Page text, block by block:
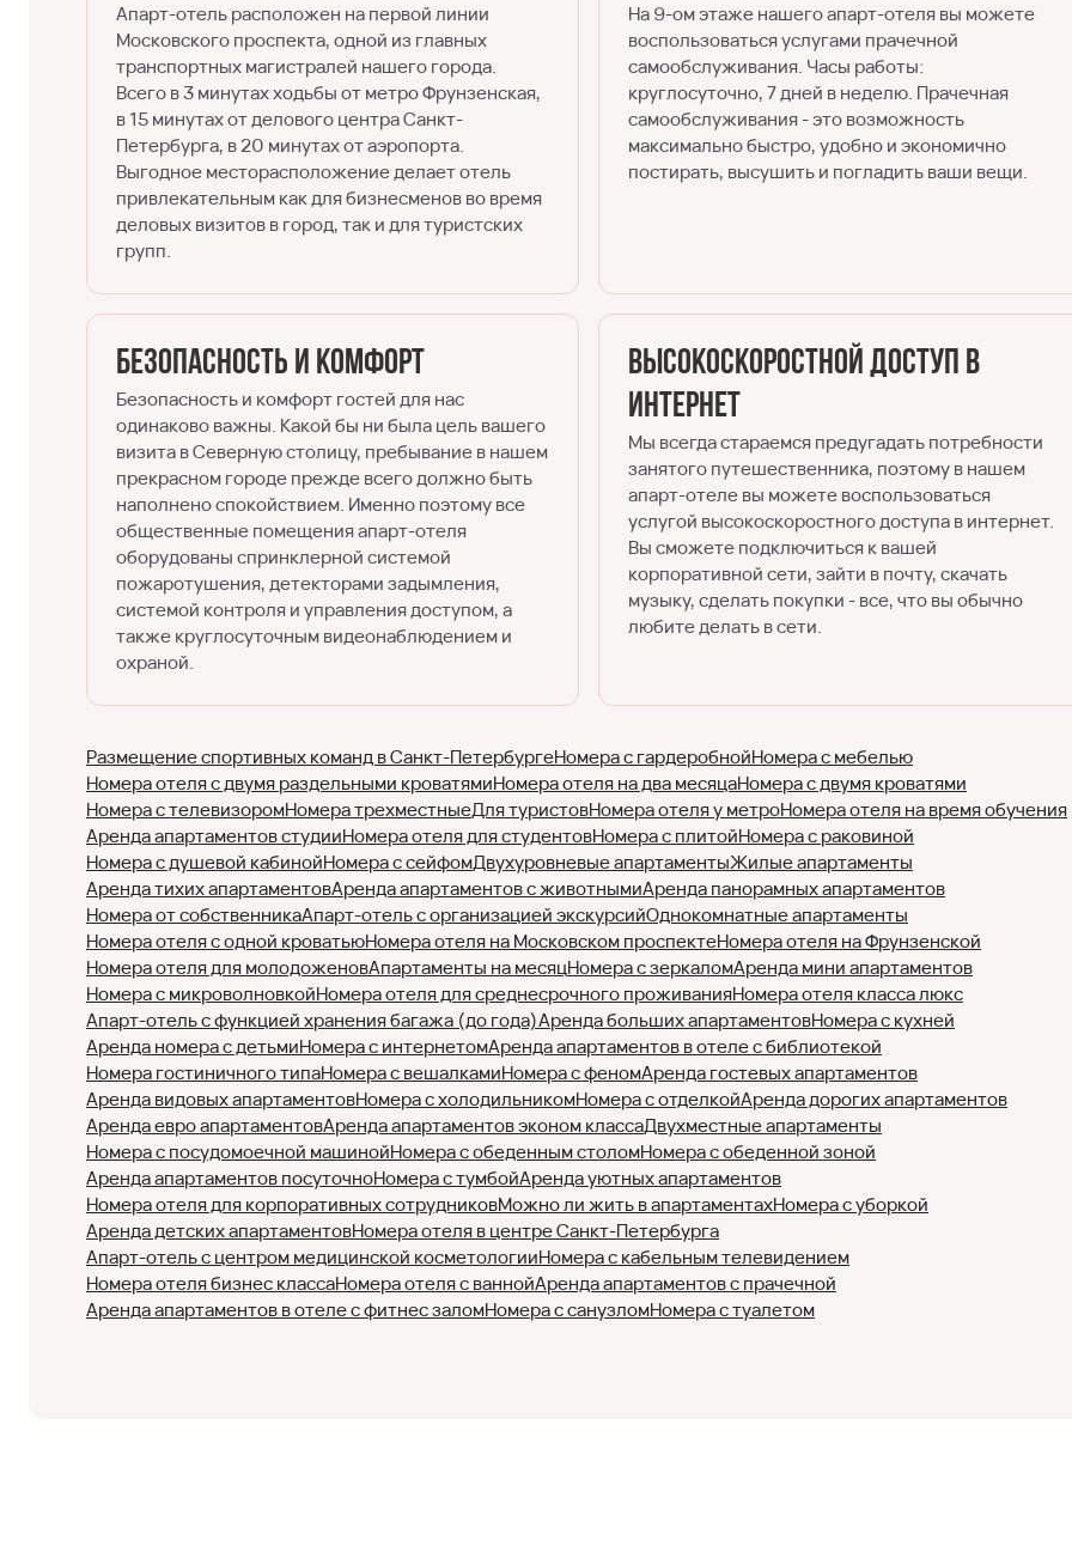
Апарт-отель расположен на первой линии
Московского проспекта, одной из главных
транспортных магистралей нашего города.
Всего в 3 минутах ходьбы от метро Фрунзенская,
в 15 минутах от делового центра Санкт-
Петербурга, в 20 минутах от аэропорта.
Выгодное месторасположение делает отель
привлекательным как для бизнесменов во время
деловых визитов в город, так и для туристских
групп.
На 9-ом этаже нашего апарт-отеля вы можете
воспользоваться услугами прачечной
самообслуживания. Часы работы:
круглосуточно, 7 дней в неделю. Прачечная
самообслуживания - это возможность
максимально быстро, удобно и экономично
постирать, высушить и погладить ваши вещи.
Безопасность и комфорт
Безопасность и комфорт гостей для нас
одинаково важны. Какой бы ни была цель вашего
визита в Северную столицу, пребывание в нашем
прекрасном городе прежде всего должно быть
наполнено спокойствием. Именно поэтому все
общественные помещения апарт-отеля
оборудованы спринклерной системой
пожаротушения, детекторами задымления,
системой контроля и управления доступом, а
также круглосуточным видеонаблюдением и
охраной.
Высокоскоростной доступ в
Интернет
Мы всегда стараемся предугадать потребности
занятого путешественника, поэтому в нашем
апарт-отеле вы можете воспользоваться
услугой высокоскоростного доступа в интернет.
Вы сможете подключиться к вашей
корпоративной сети, зайти в почту, скачать
музыку, сделать покупки - все, что вы обычно
любите делать в сети.
Размещение спортивных команд в Санкт-ПетербургеНомера с гардеробнойНомера с мебелью
Номера отеля с двумя раздельными кроватямиНомера отеля на два месяцаНомера с двумя кроватями
Номера с телевизоромНомера трехместныеДля туристовНомера отеля у метроНомера отеля на время обучения
Аренда апартаментов студииНомера отеля для студентовНомера с плитойНомера с раковиной
Номера с душевой кабинойНомера с сейфомДвухуровневые апартаментыЖилые апартаменты
Аренда тихих апартаментовАренда апартаментов с животнымиАренда панорамных апартаментов
Номера от собственникаАпарт-отель с организацией экскурсийОднокомнатные апартаменты
Номера отеля с одной кроватьюНомера отеля на Московском проспектеНомера отеля на Фрунзенской
Номера отеля для молодоженовАпартаменты на месяцНомера с зеркаломАренда мини апартаментов
Номера с микроволновкойНомера отеля для среднесрочного проживанияНомера отеля класса люкс
Апарт-отель с функцией хранения багажа (до года)Аренда больших апартаментовНомера с кухней
Аренда номера с детьмиНомера с интернетомАренда апартаментов в отеле с библиотекой
Номера гостиничного типаНомера с вешалкамиНомера с феномАренда гостевых апартаментов
Аренда видовых апартаментовНомера с холодильникомНомера с отделкойАренда дорогих апартаментов
Аренда евро апартаментовАренда апартаментов эконом классаДвухместные апартаменты
Номера с посудомоечной машинойНомера с обеденным столомНомера с обеденной зоной
Аренда апартаментов посуточноНомера с тумбойАренда уютных апартаментов
Номера отеля для корпоративных сотрудниковМожно ли жить в апартаментахНомера с уборкой
Аренда детских апартаментовНомера отеля в центре Санкт-Петербурга
Апарт-отель с центром медицинской косметологииНомера с кабельным телевидением
Номера отеля бизнес классаНомера отеля с ваннойАренда апартаментов с прачечной
Аренда апартаментов в отеле с фитнес заломНомера с санузломНомера с туалетом